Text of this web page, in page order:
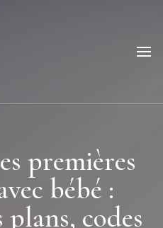
premières
bébé :
plans, codes